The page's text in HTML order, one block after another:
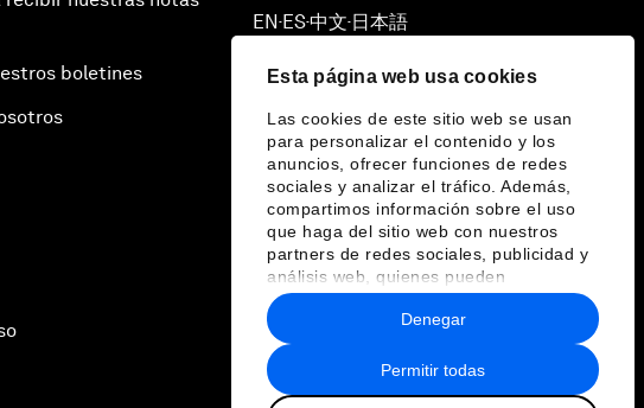
Esta página web usa cookies
Las cookies de este sitio web se usan
para personalizar el contenido y los
anuncios, ofrecer funciones de redes
sociales y analizar el tráfico. Además,
compartimos información sobre el uso
que haga del sitio web con nuestros
partners de redes sociales, publicidad y
análisis web, quienes pueden
combinarla con otra información que les
haya proporcionado o que hayan
recopilado a partir del uso que haya
hecho de sus servicios.
Permitir todas
Denegar
boletines
EN ▪ ES▪中文▪ 日本語